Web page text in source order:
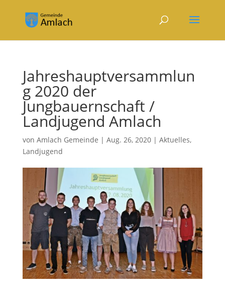
Jahreshauptversammlun
g 2020 der
Jungbauernschaft /
Landjugend Amlach
von Amlach Gemeinde | Aug. 26, 2020| Aktuelles,
Landjugend